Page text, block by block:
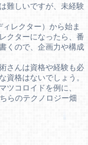
難しいですが、未経験
レクター）から始ま
クターになったら、番
くので、企画力や構成
さんは資格や経験も必
資格はないでしょう。
ツコロイドを例に、
らのテクノロジー畑